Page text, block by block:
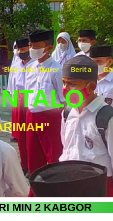
Ekstra Kurikuler Berita
MIN 2 KABGOR